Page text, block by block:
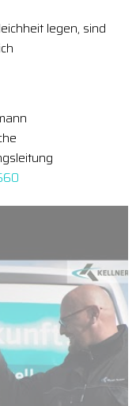
legen, sind